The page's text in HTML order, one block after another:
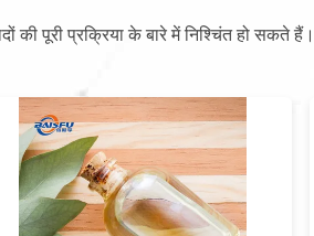
की पूरी प्रक्रिया के बारे में निश्चिंत हो सकते हैं।